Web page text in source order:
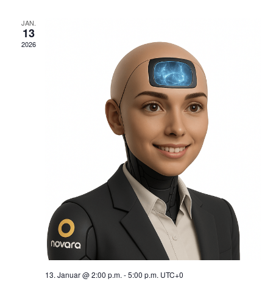
JAN.
13
2026
13. Januar @ 2:00 p.m.-5:00 p.m. UTC+0